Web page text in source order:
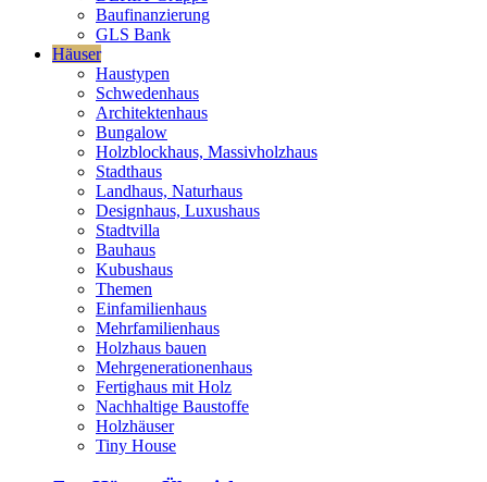
Baufinanzierung
GLS Bank
Häuser
Haustypen
Schwedenhaus
Architektenhaus
Bungalow
Holzblockhaus, Massivholzhaus
Stadthaus
Landhaus, Naturhaus
Designhaus, Luxushaus
Stadtvilla
Bauhaus
Kubushaus
Themen
Einfamilienhaus
Mehrfamilienhaus
Holzhaus bauen
Mehrgenerationenhaus
Fertighaus mit Holz
Nachhaltige Baustoffe
Holzhäuser
Tiny House